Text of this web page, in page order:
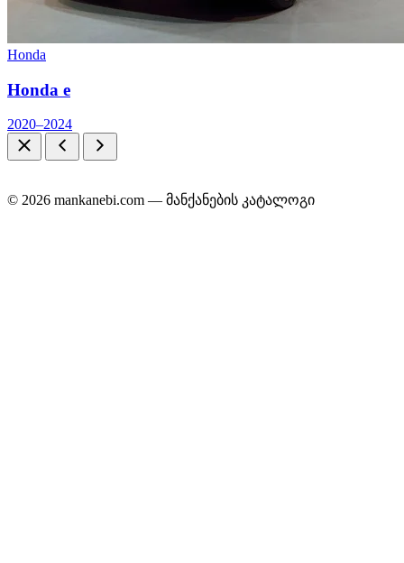
Honda
Honda e
2020–2024
© 2026 mankanebi.com — მანქანების კატალოგი